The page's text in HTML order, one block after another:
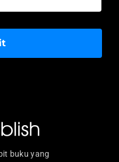
buku yang